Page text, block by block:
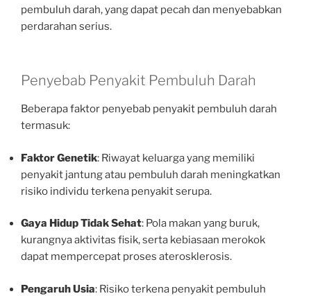
pembuluh darah, yang dapat pecah dan menyebabkan
perdarahan serius.
Penyebab Penyakit Pembuluh Darah
Beberapa faktor penyebab penyakit pembuluh darah
termasuk:
Faktor Genetik: Riwayat keluarga yang memiliki
penyakit jantung atau pembuluh darah meningkatkan
risiko individu terkena penyakit serupa.
Gaya Hidup Tidak Sehat: Pola makan yang buruk,
kurangnya aktivitas fisik, serta kebiasaan merokok
dapat mempercepat proses aterosklerosis.
Pengaruh Usia: Risiko terkena penyakit pembuluh